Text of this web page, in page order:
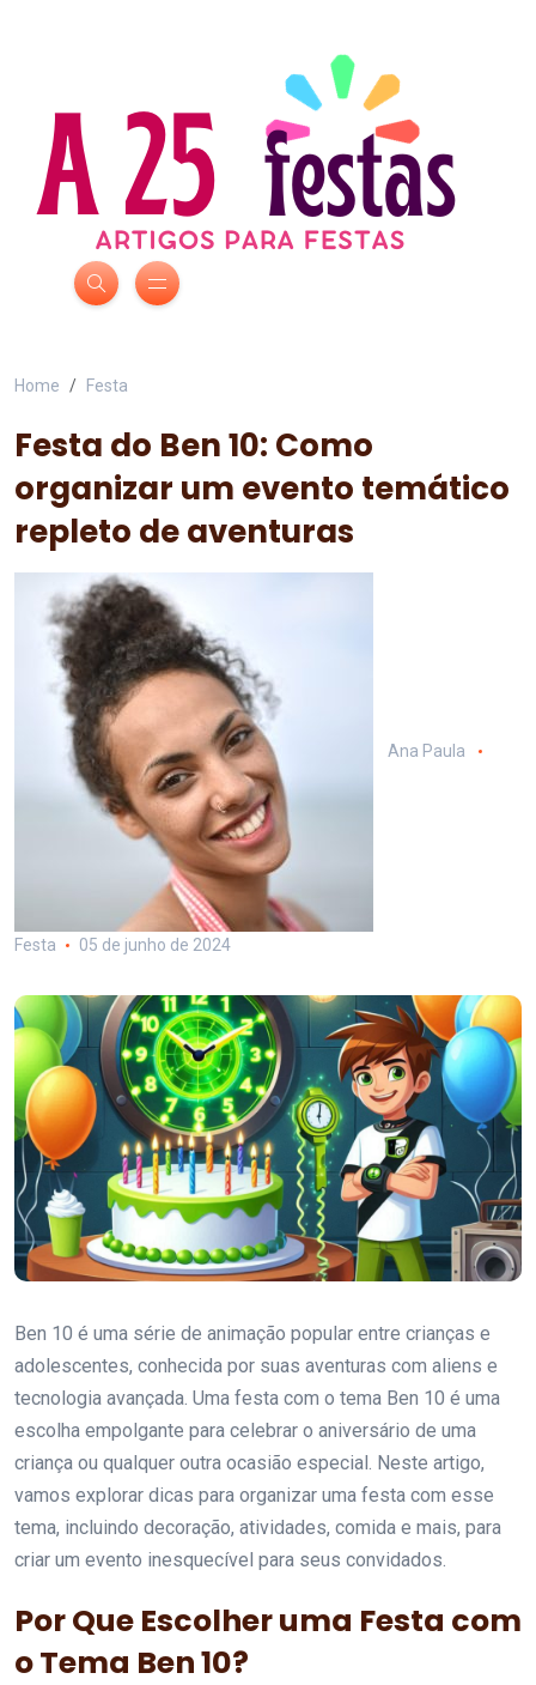
Home Festa
Festa do Ben 10: Como
organizar um evento temático
repleto de aventuras
Ana Paula
Festa 05 de junho de 2024
Ben 10 é uma série de animação popular entre crianças e
adolescentes, conhecida por suas aventuras com aliens e
tecnologia avançada. Uma festa com o tema Ben 10 é uma
escolha empolgante para celebrar o aniversário de uma
criança ou qualquer outra ocasião especial. Neste artigo,
vamos explorar dicas para organizar uma festa com esse
tema, incluindo decoração, atividades, comida e mais, para
criar um evento inesquecível para seus convidados.
Por Que Escolher uma Festa com
o Tema Ben 10?